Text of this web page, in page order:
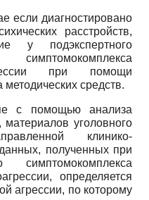
если диагностировано
расстройств,
у подэкспертного
при помощи
средств.
помощью анализа
уголовного
клинико-
полученных при
симптомокомплекса
определяется
агрессии, по которому